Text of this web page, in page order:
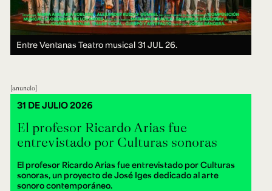
Entre Ventanas Teatro musical 31 JUL 26.
anuncio
El profesor Ricardo Arias fue
entrevistado por Culturas sonoras
El profesor Ricardo Arias fue entrevistado por Culturas
sonoras, un proyecto de José Iges dedicado al arte
sonoro contemporáneo.
31 DE JULIO 2026